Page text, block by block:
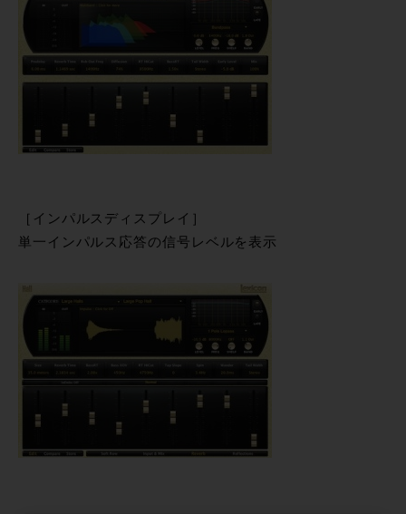
［インパルスディスプレイ］
単一インパルス応答の信号レベルを表示